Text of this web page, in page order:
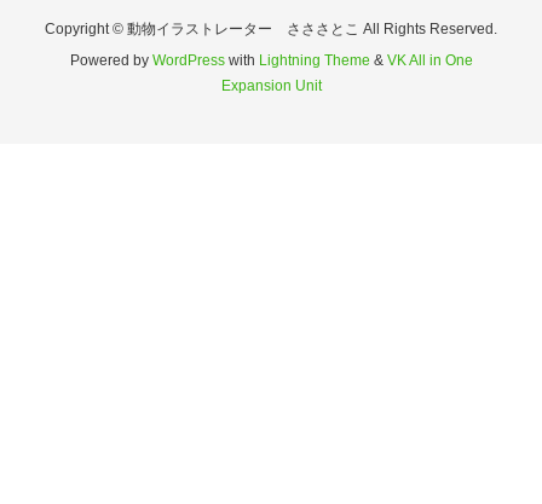
Copyright © 動物イラストレーター さささとこ All Rights Reserved.
Powered by WordPresswith Lightning Theme & VK All in One
Expansion Unit